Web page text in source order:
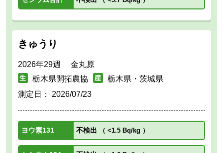
きゅうり
2026年29週 金丸原
栃木県開拓農協
栃木県・茨城県
測定日： 2026/07/23
ヨウ素131 不検出 （ <1.5 Bq/kg ）